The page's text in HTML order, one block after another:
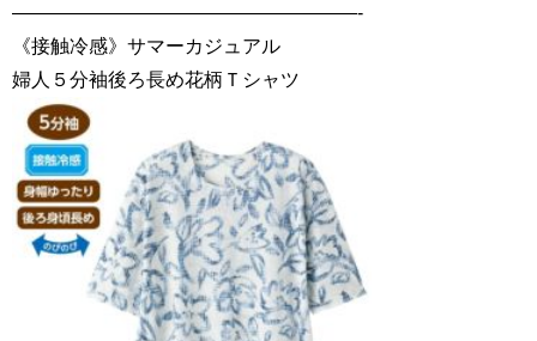
——————————————————-
《接触冷感》サマーカジュアル
婦人５分袖後ろ長め花柄Ｔシャツ